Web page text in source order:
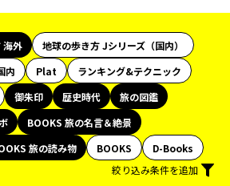
海外
地球の歩き方 Jシリーズ（国内）
内 Plat
ランキング&テクニック
御朱印 歴史時代
旅の図鑑
BOOKS 旅の名言＆絶景
旅の読み物 BOOKS
D-Books
絞り込み条件を追加